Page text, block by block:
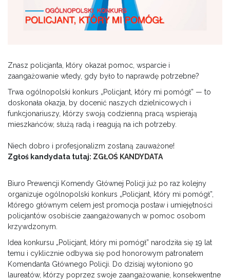
Znasz policjanta, który okazał pomoc, wsparcie i
zaangażowanie wtedy, gdy było to naprawdę potrzebne?
Trwa ogólnopolski konkurs „Policjant, który mi pomógł” — to
doskonała okazja, by docenić naszych dzielnicowych i
funkcjonariuszy, którzy swoją codzienną pracą wspierają
mieszkańców, służą radą i reagują na ich potrzeby.
Niech dobro i profesjonalizm zostaną zauważone!
Zgłoś kandydata tutaj: ZGŁOŚ KANDYDATA
Biuro Prewencji Komendy Głównej Policji już po raz kolejny
organizuje ogólnopolski konkurs „Policjant, który mi pomógł”,
którego głównym celem jest promocja postaw i umiejętności
policjantów osobiście zaangażowanych w pomoc osobom
krzywdzonym.
Idea konkursu „Policjant, który mi pomógł” narodziła się 19 lat
temu i cyklicznie odbywa się pod honorowym patronatem
Komendanta Głównego Policji. Do dzisiaj wyłoniono 90
laureatów, którzy poprzez swoje zaangażowanie, konsekwentne